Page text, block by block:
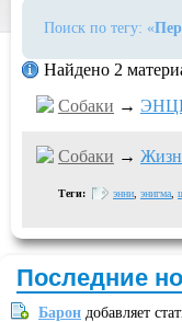
Поиск по тегу: «
Найдено 2
Собаки →
Собаки →
Теги: энни энигма
Последние
Барон добавляет